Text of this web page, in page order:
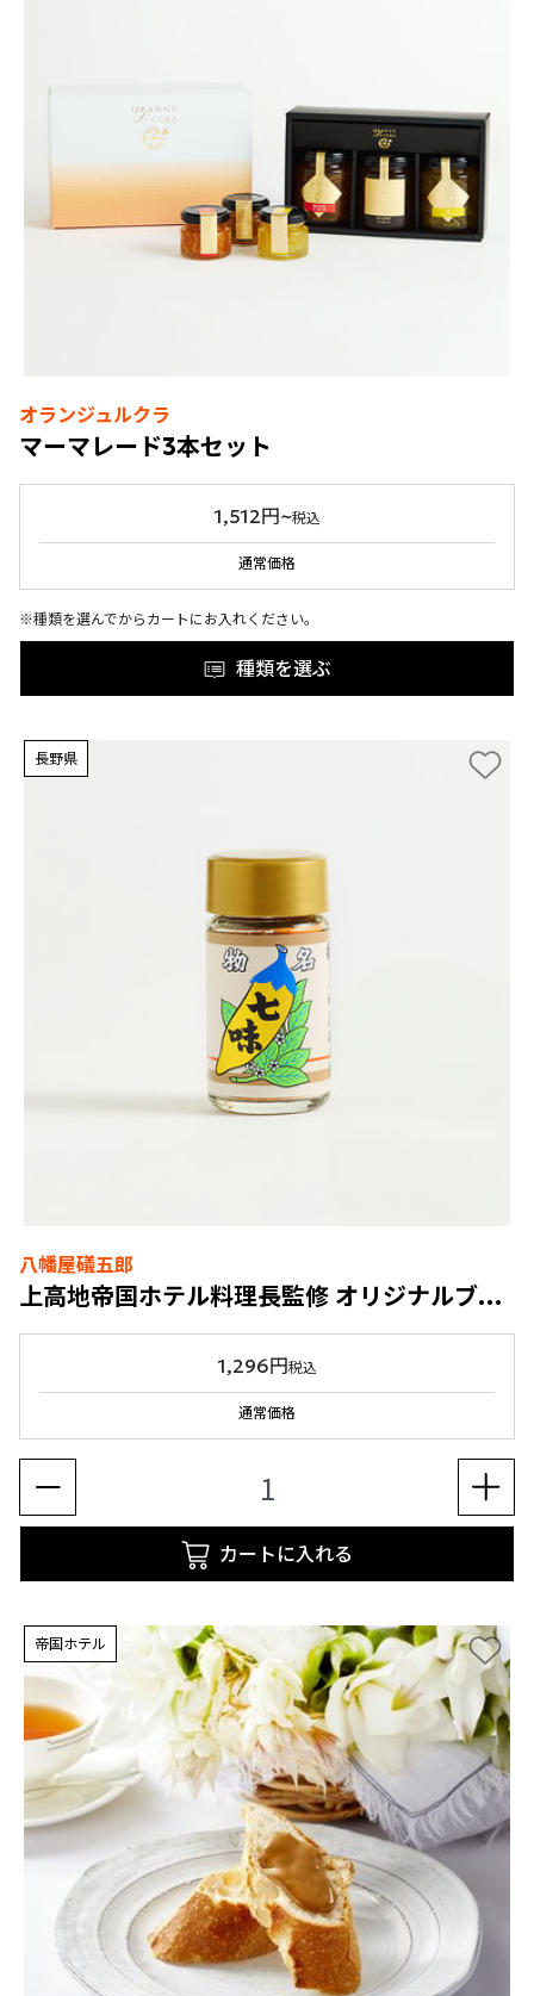
オランジュルクラ
マーマレード3本セット
1,512円~税込
通常価格
※種類を選んでからカートにお入れください。
種類を選ぶ
長野県
八幡屋礒五郎
上高地帝国ホテル料理長監修 オリジナルブレンド七味唐辛子
1,296円税込
通常価格
カートに入れる
帝国ホテル